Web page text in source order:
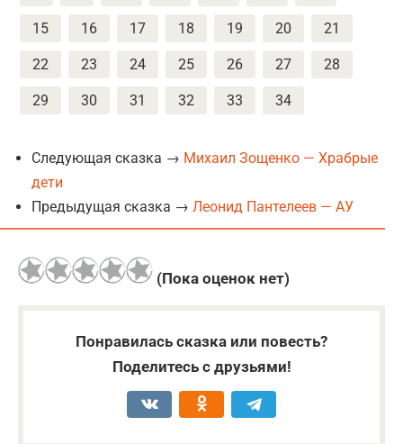
15 16 17 18 19 20 21
22 23 24 25 26 27 28
29 30 31 32 33 34
Следующая сказка → Михаил Зощенко — Храбрые
дети
Предыдущая сказка → Леонид Пантелеев — АУ
(Пока оценок нет)
Понравилась сказка или повесть?
Поделитесь с друзьями!